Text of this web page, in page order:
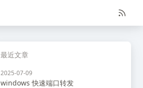
最近文章
2025-07-09
windows 快速端口转发